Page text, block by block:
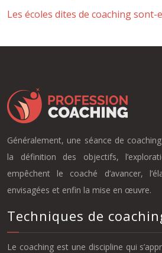
Les écoles dites de coaching sont-
Généralement, une séance de
la définition des objectifs,
empêchent le coaché d’avancer,
envisagées et enfin la mise en œuvre.
Techniques de
Le coaching est une discipline qui